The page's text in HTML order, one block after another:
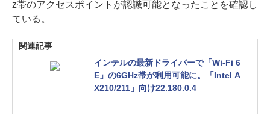
z帯のアクセスポイントが認識可能となったことを確認し
ている。
関連記事
インテルの最新ドライバーで「Wi-Fi 6
E」の6GHz帯が利用可能に。「Intel A
X210/211」向け22.180.0.4